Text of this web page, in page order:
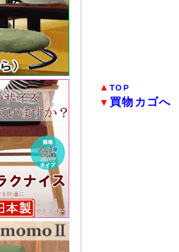
▲TOP
▼ 買物カゴへ